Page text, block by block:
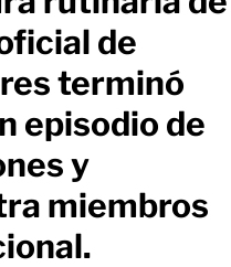
de
terminó
episodio de
y
miembros